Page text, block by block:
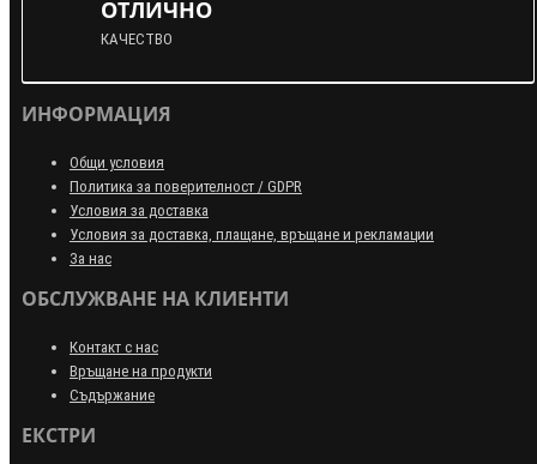
ОТЛИЧНО
КАЧЕСТВО
ИНФОРМАЦИЯ
Общи условия
Политика за поверителност / GDPR
Условия за доставка
Условия за доставка, плащане, връщане и рекламации
За нас
ОБСЛУЖВАНЕ НА КЛИЕНТИ
Контакт с нас
Връщане на продукти
Съдържание
ЕКСТРИ